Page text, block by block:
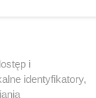
i
identyfikatory,